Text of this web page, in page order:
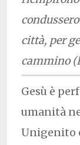
città, per
cammino
Gesù è
umanità
Unigenito